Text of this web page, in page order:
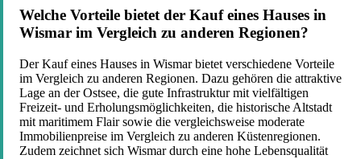
Welche Vorteile bietet der Kauf eines Hauses in
Wismar im Vergleich zu anderen Regionen?
Der Kauf eines Hauses in Wismar bietet verschiedene Vorteile
im Vergleich zu anderen Regionen. Dazu gehören die attraktive
Lage an der Ostsee, die gute Infrastruktur mit vielfältigen
Freizeit- und Erholungsmöglichkeiten, die historische Altstadt
mit maritimem Flair sowie die vergleichsweise moderate
Immobilienpreise im Vergleich zu anderen Küstenregionen.
Zudem zeichnet sich Wismar durch eine hohe Lebensqualität